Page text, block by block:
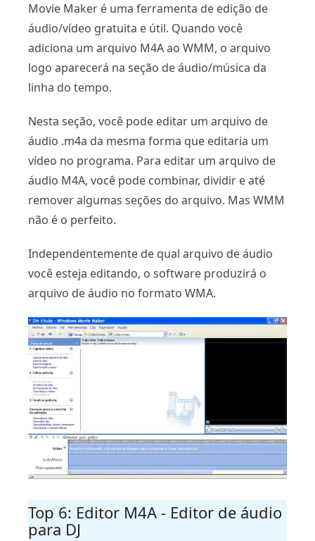
Movie Maker é uma ferramenta de edição de
áudio/vídeo gratuita e útil. Quando você
adiciona um arquivo M4A ao WMM, o arquivo
logo aparecerá na seção de áudio/música da
linha do tempo.
Nesta seção, você pode editar um arquivo de
áudio .m4a da mesma forma que editaria um
vídeo no programa. Para editar um arquivo de
áudio M4A, você pode combinar, dividir e até
remover algumas seções do arquivo. Mas WMM
não é o perfeito.
Independentemente de qual arquivo de áudio
você esteja editando, o software produzirá o
arquivo de áudio no formato WMA.
Top 6: Editor M4A - Editor de áudio
para DJ